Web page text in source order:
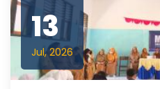
13
Jul, 2026